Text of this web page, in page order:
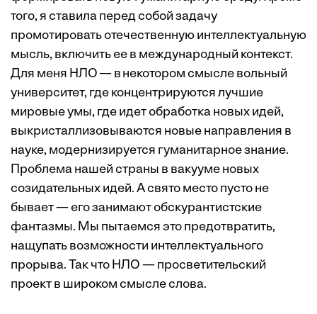
того, я ставила перед собой задачу
промотировать отечественную интеллектуальную
мысль, включить ее в международный контекст.
Для меня НЛО — в некотором смысле вольный
университет, где концентрируются лучшие
мировые умы, где идет обработка новых идей,
выкристаллизовываются новые направления в
науке, модернизируется гуманитарное знание.
Проблема нашей страны в вакууме новых
созидательных идей. А свято место пусто не
бывает — его занимают обскурантистские
фантазмы. Мы пытаемся это предотвратить,
нащупать возможности интеллектуального
прорыва. Так что НЛО — просветительский
проект в широком смысле слова.